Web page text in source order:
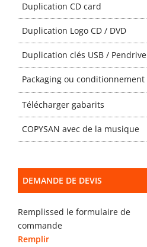
Blog
contact
Duplication CD card
Duplication Logo CD / DVD
Duplication clés USB / Pendrive
Packaging ou conditionnement
Télécharger gabarits
COPYSAN avec de la musique
DEMANDE DE DEVIS
Remplissed le formulaire de
commande
Remplir